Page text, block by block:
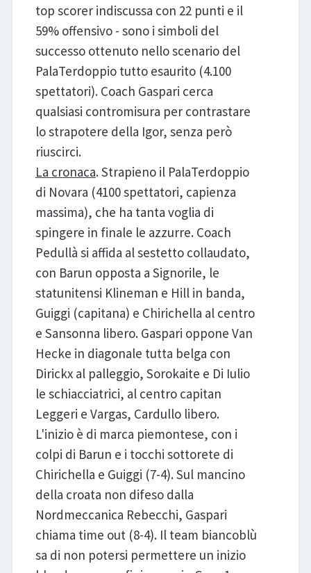
top scorer indiscussa con 22 punti e il
59% offensivo - sono i simboli del
successo ottenuto nello scenario del
PalaTerdoppio tutto esaurito (4.100
spettatori). Coach Gaspari cerca
qualsiasi contromisura per contrastare
lo strapotere della Igor, senza però
riuscirci.
La cronaca. Strapieno il PalaTerdoppio
di Novara (4100 spettatori, capienza
massima), che ha tanta voglia di
spingere in finale le azzurre. Coach
Pedullà si affida al sestetto collaudato,
con Barun opposta a Signorile, le
statunitensi Klineman e Hill in banda,
Guiggi (capitana) e Chirichella al centro
e Sansonna libero. Gaspari oppone Van
Hecke in diagonale tutta belga con
Dirickx al palleggio, Sorokaite e Di Iulio
le schiacciatrici, al centro capitan
Leggeri e Vargas, Cardullo libero.
L'inizio è di marca piemontese, con i
colpi di Barun e i tocchi sottorete di
Chirichella e Guiggi (7-4). Sul mancino
della croata non difeso dalla
Nordmeccanica Rebecchi, Gaspari
chiama time out (8-4). Il team biancoblù
sa di non potersi permettere un inizio